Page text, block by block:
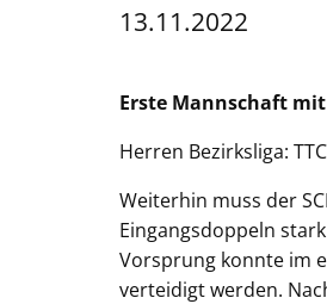
13.11.2022
Erste Mannschaft
Herren Bezirksliga:
Weiterhin muss der
Eingangsdoppeln
Vorsprung konnte im
verteidigt werden.